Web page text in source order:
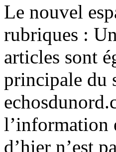
Le nouvel
rubriques :
articles sont
principale du
l’information
d’hier n’est